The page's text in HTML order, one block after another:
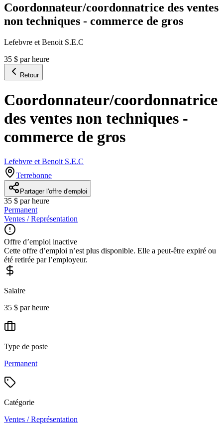
Coordonnateur/coordonnatrice des ventes
non techniques - commerce de gros
Lefebvre et Benoit S.E.C
35 $ par heure
Retour
Coordonnateur/coordonnatrice
des ventes non techniques -
commerce de gros
Lefebvre et Benoit S.E.C
Terrebonne
Partager l'offre d'emploi
35 $ par heure
Permanent
Ventes / Représentation
Offre d’emploi inactive
Cette offre d’emploi n’est plus disponible. Elle a peut-être expiré ou
été retirée par l’employeur.
Salaire
35 $ par heure
Type de poste
Permanent
Catégorie
Ventes / Représentation